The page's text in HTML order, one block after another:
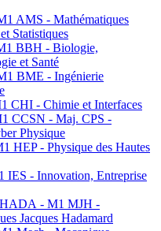
AMS - Mathématiques
Statistiques
BBH - Biologie,
et Santé
BME - Ingénierie
CHI - Chimie et Interfaces
CCSN - Maj. CPS -
Physique
HEP - Physique des Hautes
IES - Innovation, Entreprise
- M1 MJH -
Jacques Hadamard